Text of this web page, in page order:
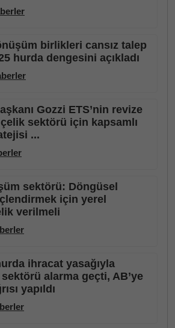
birlikleri cansız talep
hurda dengesini açıkladı
Gozzi ETS’nin revize
sektörü için kapsamlı
...
sektörü: Döngüsel
için yerel
verilmeli
ihracat yasağıyla
alarma geçti, AB’ye
yapıldı